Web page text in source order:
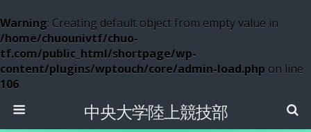
Warning: Creating default object from empty value in
/home/chuounivtf/chuo-
tf.com/public_html/shortpage/wp-
content/plugins/wptouch/core/admin-load.php on line
106
中央大学陸上競技部